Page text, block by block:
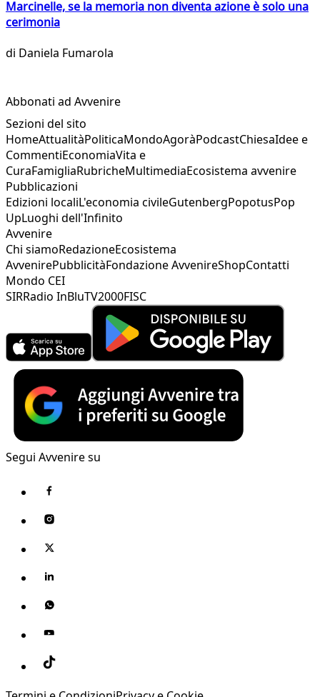
Marcinelle, se la memoria non diventa azione è solo una
cerimonia
di Daniela Fumarola
Abbonati ad Avvenire
Sezioni del sito
HomeAttualitàPoliticaMondoAgoràPodcastChiesaIdee e
CommentiEconomiaVita e
CuraFamigliaRubricheMultimediaEcosistema avvenire
Pubblicazioni
Edizioni localiL'economia civileGutenbergPopotusPop
UpLuoghi dell'Infinito
Avvenire
Chi siamoRedazioneEcosistema
AvvenirePubblicitàFondazione AvvenireShopContatti
Mondo CEI
SIRRadio InBluTV2000FISC
Segui Avvenire su